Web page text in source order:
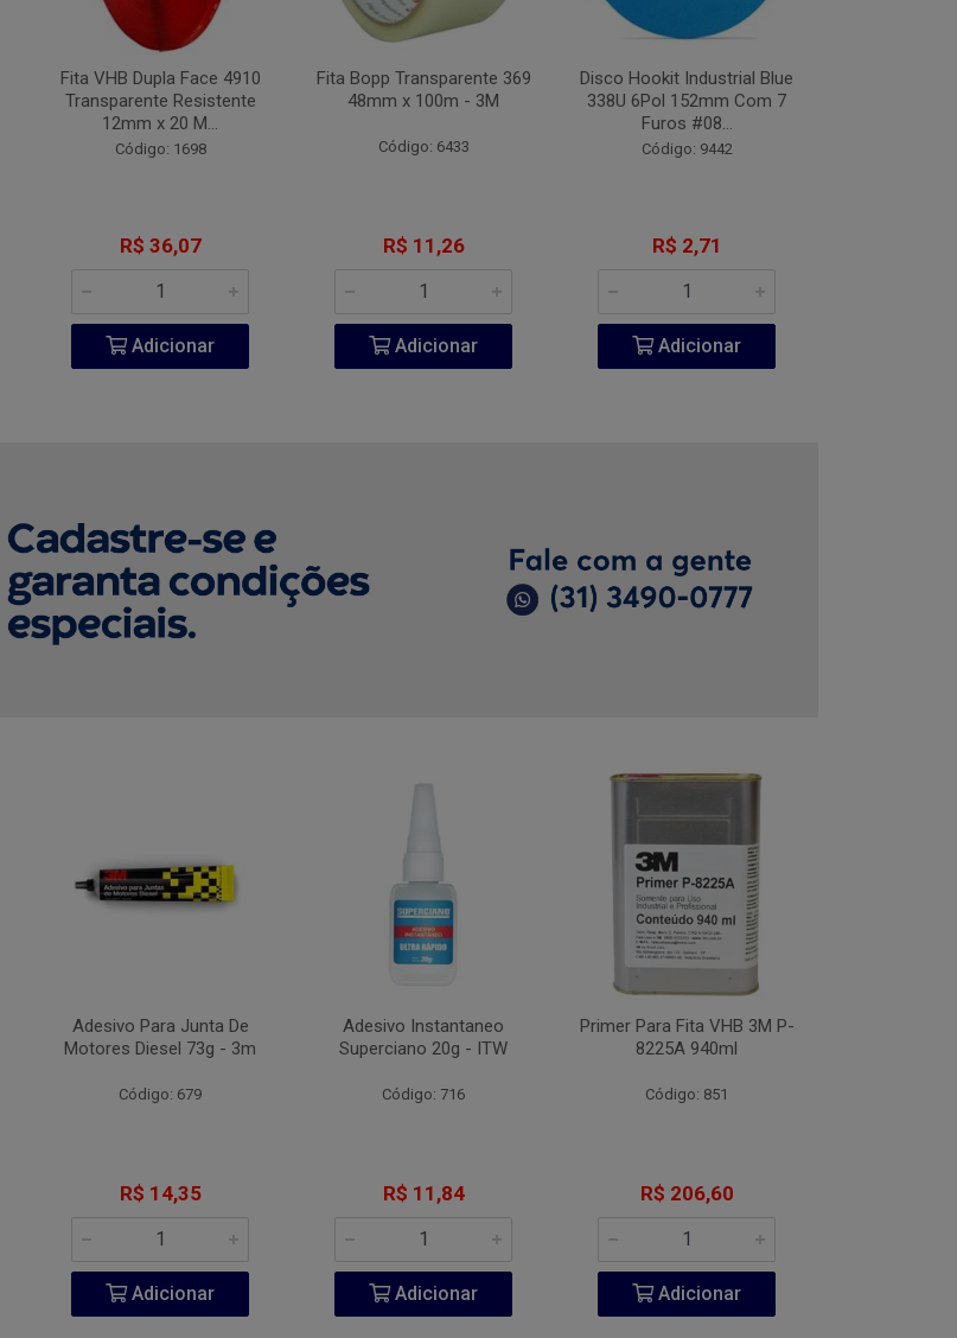
Fita VHB Dupla Face 4910
Transparente Resistente
12mm x 20 M...
Código: 1698
R$ 36,07
Adicionar
Fita Bopp Transparente 369
48mm x 100m - 3M
Código: 6433
R$ 11,26
Adicionar
Disco Hookit Industrial Blue
338U 6Pol 152mm Com 7
Furos #08...
Código: 9442
R$ 2,71
Adicionar
Adesivo Para Junta De
Motores Diesel 73g - 3m
Código: 679
R$ 14,35
Adicionar
Adesivo Instantaneo
Superciano 20g - ITW
Código: 716
R$ 11,84
Adicionar
Primer Para Fita VHB 3M P-
8225A 940ml
Código: 851
R$ 206,60
Adicionar